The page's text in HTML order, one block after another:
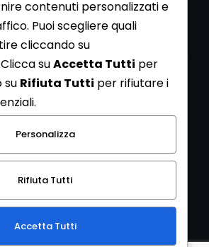
gratuita di archeologia realizzata
iscriviti alla nostra
]
l'utente dichiara di aver letto
e di acconsentire al trattamento
contenuti personalizzati e
Puoi scegliere quali
cliccando su
suAccetta Tutti per
su Rifiuta Tutti per rifiutare i
Personalizza
Rifiuta Tutti
Accetta Tutti